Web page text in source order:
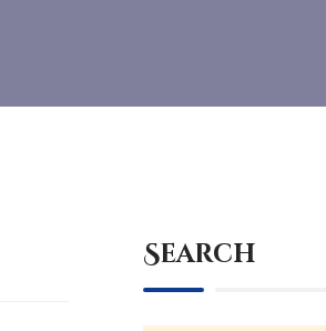
Search